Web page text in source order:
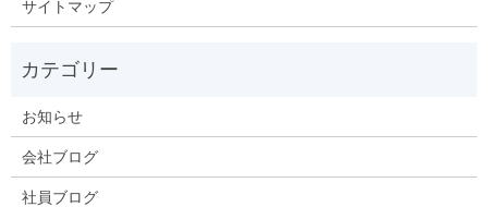
サイトマップ
お知らせ
会社ブログ
社員ブログ